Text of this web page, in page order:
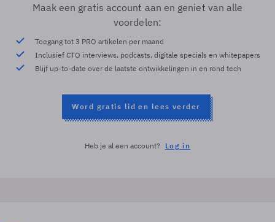
Maak een gratis account aan en geniet van alle
voordelen:
Toegang tot 3 PRO artikelen per maand
Inclusief CTO interviews, podcasts, digitale specials en whitepapers
Blijf up-to-date over de laatste ontwikkelingen in en rond tech
Word gratis lid en lees verder
Heb je al een account? Log in